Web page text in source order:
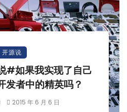
开源说
如果我实现了自己
发者中的精英吗？
2015 年 6 月 6 日